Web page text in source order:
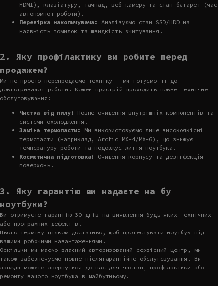
HDMI), клавіатуру, тачпад, веб-камеру та стан батареї (час
автономної роботи).
Перевірка накопичувача:
Аналізуємо стан SSD/HDD на
наявність помилок та швидкість зчитування.
2. Яку профілактику ви робите перед
продажем?
Ми не просто перепродаємо техніку — ми готуємо її до
довготривалої роботи. Кожен пристрій проходить повне технічне
обслуговування:
Чистка від пилу:
Повне очищення внутрішніх компонентів та
системи охолодження.
Заміна термопасти:
Ми використовуємо лише високоякісні
термопасти (наприклад, Arctic MX-4/MX-6), що знижує
температуру роботи та подовжує життя ноутбука.
Косметична підготовка:
Очищення корпусу та дезінфекція
поверхонь.
3. Яку гарантію ви надаєте на бу
ноутбуки?
Ви отримуєте гарантію 30 днів на виявлення будь-яких технічних
або програмних дефектів.
Цього терміну цілком достатньо, щоб протестувати ноутбук під
вашими робочими навантаженнями.
Оскільки ми маємо власний авторизований сервісний центр, ми
також забезпечуємо повне післягарантійне обслуговування. Ви
завжди можете звернутися до нас для чистки, профілактики або
ремонту вашого ноутбука в майбутньому.